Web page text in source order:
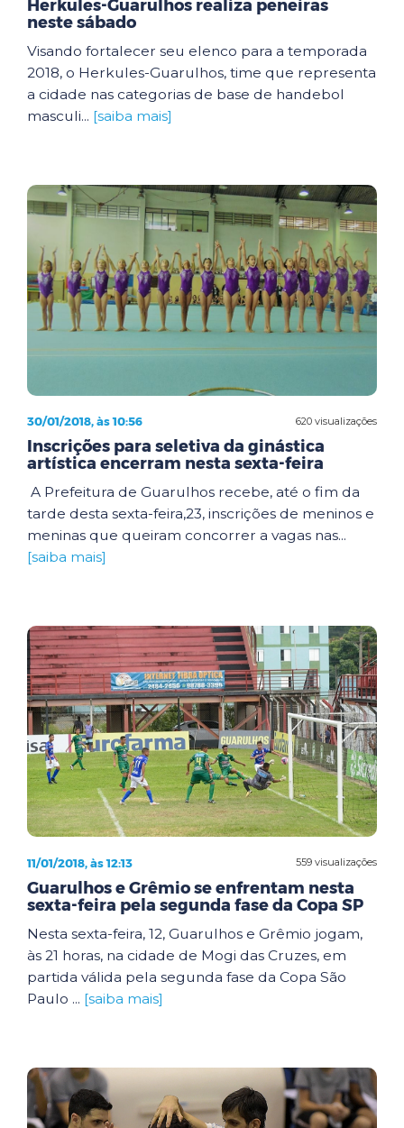
Herkules-Guarulhos realiza peneiras
neste sábado
Visando fortalecer seu elenco para a temporada
2018, o Herkules-Guarulhos, time que representa
a cidade nas categorias de base de handebol
masculi... [saiba mais]
620 visualizações
30/01/2018, às 10:56
Inscrições para seletiva da ginástica
artística encerram nesta sexta-feira
A Prefeitura de Guarulhos recebe, até o fim da
tarde desta sexta-feira,23, inscrições de meninos e
meninas que queiram concorrer a vagas nas...
[saiba mais]
559 visualizações
11/01/2018, às 12:13
Guarulhos e Grêmio se enfrentam nesta
sexta-feira pela segunda fase da Copa SP
Nesta sexta-feira, 12, Guarulhos e Grêmio jogam,
às 21 horas, na cidade de Mogi das Cruzes, em
partida válida pela segunda fase da Copa São
Paulo ... [saiba mais]